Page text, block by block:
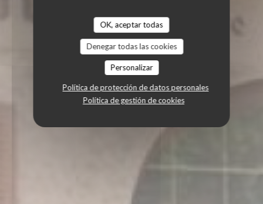
OK, aceptar todas
Denegar todas las cookies
Personalizar
Política de protección de datos personales
Política de gestión de cookies